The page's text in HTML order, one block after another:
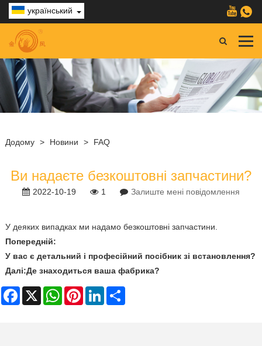
український
Додому > Новини > FAQ
Ви надаєте безкоштовні запчастини?
2022-10-19 1 Залиште мені повідомлення
У деяких випадках ми надамо безкоштовні запчастини.
Попередній:
У вас є детальний і професійний посібник зі встановлення?
Далі:Де знаходиться ваша фабрика?
Facebook
X WhatsAppPinterestLinkedIn